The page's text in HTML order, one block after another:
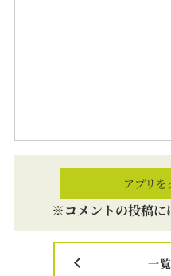
アプリ
※コメントの投稿に
一